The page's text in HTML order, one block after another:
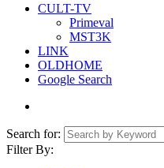
CULT-TV
Primeval
MST3K
LINK
OLDHOME
Google Search
Search for:
Filter By: